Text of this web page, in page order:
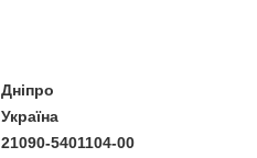
Дніпро
Україна
21090-5401104-00